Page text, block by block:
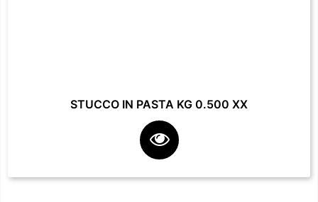
STUCCO IN PASTA KG 0.500 XX